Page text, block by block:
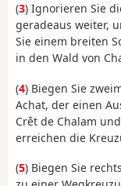
(3) Ignorieren Sie
geradeaus weiter,
Sie einem breiten
in den Wald von
(4) Biegen Sie
Achat, der einen
Crêt de Chalam
erreichen die
(5) Biegen Sie